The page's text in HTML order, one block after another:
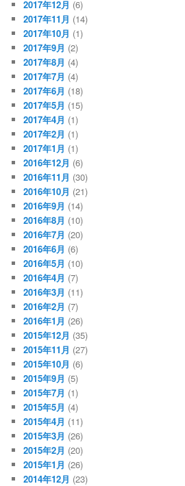
2017年12月 (6)
2017年11月 (14)
2017年10月 (1)
2017年9月 (2)
2017年8月 (4)
2017年7月 (4)
2017年6月 (18)
2017年5月 (15)
2017年4月 (1)
2017年2月 (1)
2017年1月 (1)
2016年12月 (6)
2016年11月 (30)
2016年10月 (21)
2016年9月 (14)
2016年8月 (10)
2016年7月 (20)
2016年6月 (6)
2016年5月 (10)
2016年4月 (7)
2016年3月 (11)
2016年2月 (7)
2016年1月 (26)
2015年12月 (35)
2015年11月 (27)
2015年10月 (6)
2015年9月 (5)
2015年7月 (1)
2015年5月 (4)
2015年4月 (11)
2015年3月 (26)
2015年2月 (20)
2015年1月 (26)
2014年12月 (23)